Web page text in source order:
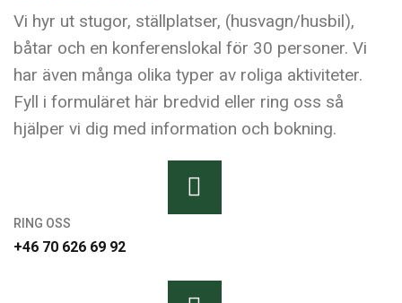
Vi hyr ut stugor, ställplatser, (husvagn/husbil),
båtar och en konferenslokal för 30 personer. Vi
har även många olika typer av roliga aktiviteter.
Fyll i formuläret här bredvid eller ring oss så
hjälper vi dig med information och bokning.
RING OSS
+46 70 626 69 92